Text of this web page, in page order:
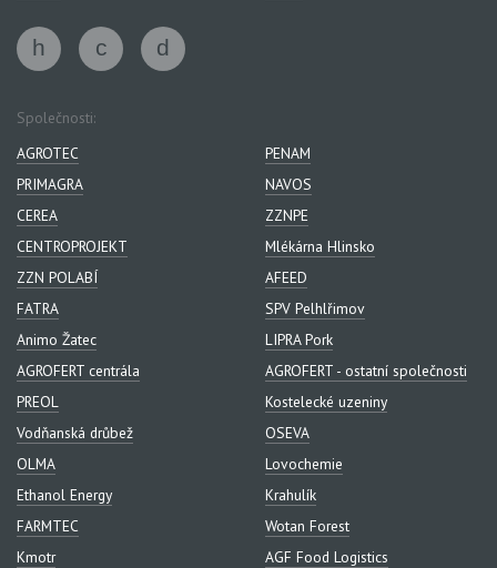
Společnosti:
AGROTEC
PENAM
PRIMAGRA
NAVOS
CEREA
ZZNPE
CENTROPROJEKT
Mlékárna Hlinsko
ZZN POLABÍ
AFEED
FATRA
SPV Pelhlřimov
Animo Žatec
LIPRA Pork
AGROFERT centrála
AGROFERT - ostatní společnosti
PREOL
Kostelecké uzeniny
Vodňanská drůbež
OSEVA
OLMA
Lovochemie
Ethanol Energy
Krahulík
FARMTEC
Wotan Forest
Kmotr
AGF Food Logistics